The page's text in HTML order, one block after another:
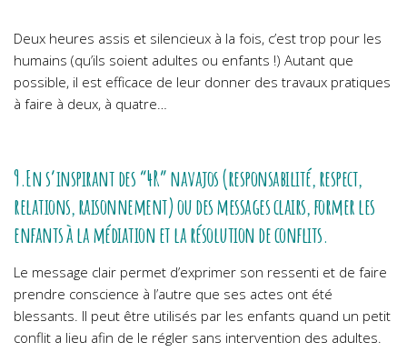
Deux heures assis et silencieux à la fois, c’est trop pour les
humains (qu’ils soient adultes ou enfants !) Autant que
possible, il est efficace de leur donner des travaux pratiques
à faire à deux, à quatre…
9.En s’inspirant des “4R” navajos (responsabilité, respect,
relations, raisonnement) ou des messages clairs, former les
enfants à la médiation et la résolution de conflits.
Le message clair permet d’exprimer son ressenti et de faire
prendre conscience à l’autre que ses actes ont été
blessants. Il peut être utilisés par les enfants quand un petit
conflit a lieu afin de le régler sans intervention des adultes.